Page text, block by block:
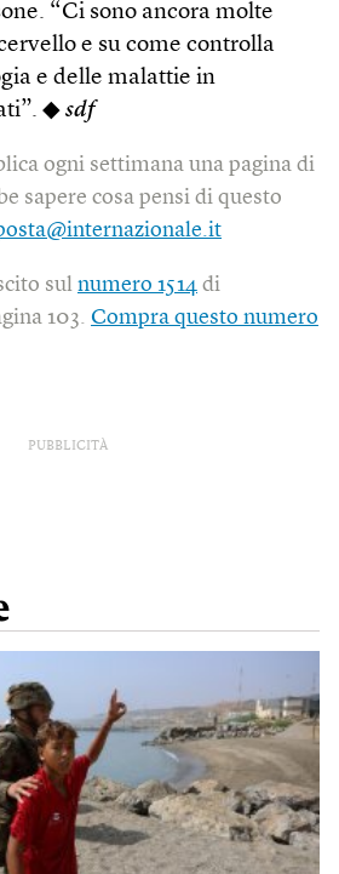
“Ci sono ancora molte
e su come controlla
e delle malattie in
◆ sdf
ogni settimana una pagina di
sapere cosa pensi di questo
sul numero 1514 di
103. Compra questo numero
PUBBLICITÀ